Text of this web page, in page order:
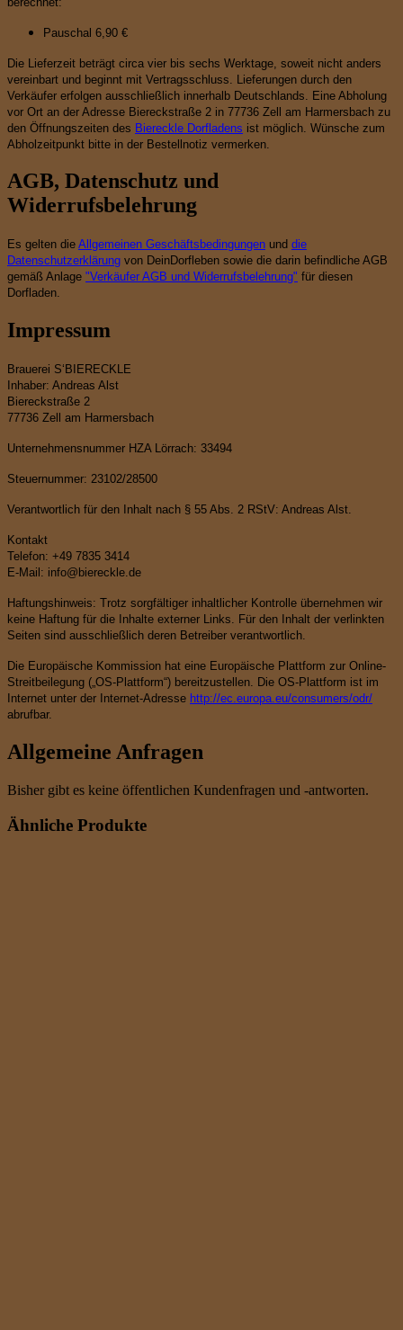
Pauschal 6,90 €
Die Lieferzeit beträgt circa vier bis sechs Werktage, soweit nicht anders
vereinbart und beginnt mit Vertragsschluss. Lieferungen durch den
Verkäufer erfolgen ausschließlich innerhalb Deutschlands. Eine Abholung
vor Ort an der Adresse Biereckstraße 2 in 77736 Zell am Harmersbach zu
den Öffnungszeiten des Biereckle Dorfladens ist möglich. Wünsche zum
Abholzeitpunkt bitte in der Bestellnotiz vermerken.
AGB, Datenschutz und
Widerrufsbelehrung
Es gelten die Allgemeinen Geschäftsbedingungen und die
Datenschutzerklärung von DeinDorfleben sowie die darin befindliche AGB
gemäß Anlage "Verkäufer AGB und Widerrufsbelehrung" für diesen
Dorfladen.
Impressum
Brauerei S‘BIERECKLE
Inhaber: Andreas Alst
Biereckstraße 2
77736 Zell am Harmersbach
Unternehmensnummer HZA Lörrach: 33494
Steuernummer: 23102/28500
Verantwortlich für den Inhalt nach § 55 Abs. 2 RStV: Andreas Alst.
Kontakt
Telefon: +49 7835 3414
E-Mail: info@biereckle.de
Haftungshinweis: Trotz sorgfältiger inhaltlicher Kontrolle übernehmen wir
keine Haftung für die Inhalte externer Links. Für den Inhalt der verlinkten
Seiten sind ausschließlich deren Betreiber verantwortlich.
Die Europäische Kommission hat eine Europäische Plattform zur Online-
Streitbeilegung („OS-Plattform“) bereitzustellen. Die OS-Plattform ist im
Internet unter der Internet-Adresse http://ec.europa.eu/consumers/odr/
abrufbar.
Allgemeine Anfragen
Bisher gibt es keine öffentlichen Kundenfragen und -antworten.
Ähnliche Produkte